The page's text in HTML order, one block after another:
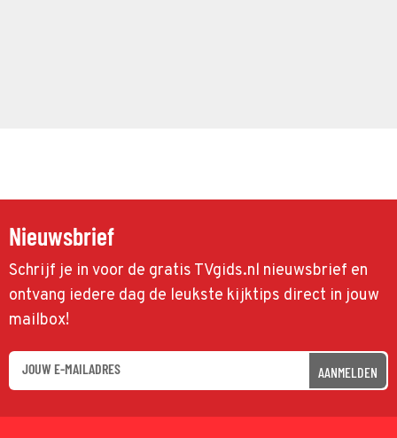
Nieuwsbrief
Schrijf je in voor de gratis TVgids.nl nieuwsbrief en
ontvang iedere dag de leukste kijktips direct in jouw
mailbox!
AANMELDEN